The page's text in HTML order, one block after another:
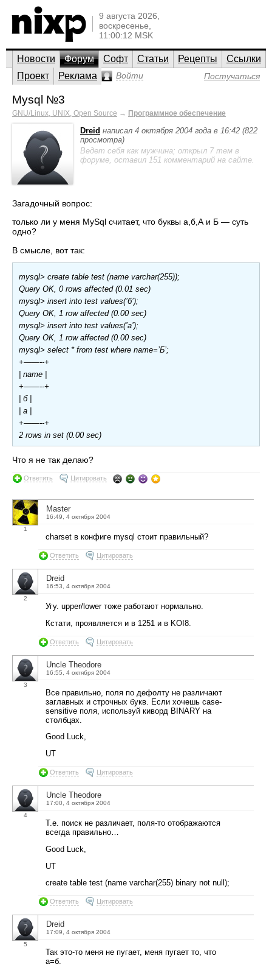
9 августа 2026,
воскресенье,
11:00:12 MSK
Новости Форум Софт Статьи Рецепты
Ссылки
Проект
Реклама Войти Постучаться
Mysql №3
GNU/Linux, UNIX, Open Source → Программное обеспечение
Dreid написал 4 октября 2004 года в 16:42 (822
просмотра)
Ведет себя как мужчина; открыл 7 тем в
форуме, оставил 151 комментарий на сайте.
Загадочный вопрос:
только ли у меня MySql считает, что буквы а,б,А и Б — суть
одно?
В смысле, вот так:
mysql> create table test (name varchar(255));
Query OK, 0 rows affected (0.01 sec)
mysql> insert into test values(’б’);
Query OK, 1 row affected (0.00 sec)
mysql> insert into test values(’а’);
Query OK, 1 row affected (0.00 sec)
mysql> select * from test where name=’Б’;
+——--+
| name |
+——--+
| б |
| а |
+——--+
2 rows in set (0.00 sec)
Что я не так делаю?
Ответить Цитировать
1
Master
16:49, 4 октября 2004
charset в конфиге mysql стоит правильный?
Ответить Цитировать
2
Dreid
16:53, 4 октября 2004
Угу. upper/lower тоже работают нормально.
Кстати, проявляется и в 1251 и в KOI8.
Ответить Цитировать
3
Uncle Theodore
16:55, 4 октября 2004
Все правильно, поля по дефолту не различают
заглавных и строчных букв. Если хочешь case-
sensitive поля, используй киворд BINARY на
столбцах.
Good Luck,
UT
Ответить Цитировать
4
Uncle Theodore
17:00, 4 октября 2004
Т.е. поиск не различает, поля-то отображаются
всегда правильно…
Good Luck,
UT
create table test (name varchar(255) binary not null);
Ответить Цитировать
5
Dreid
17:09, 4 октября 2004
Так это-то меня не пугает, меня пугает то, что
а=б.